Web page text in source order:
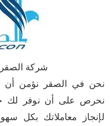
شركة الصقر
نحن في الصقر نؤمن أن
نحرص على أن نوفر لك
لإنجاز معاملاتك بكل